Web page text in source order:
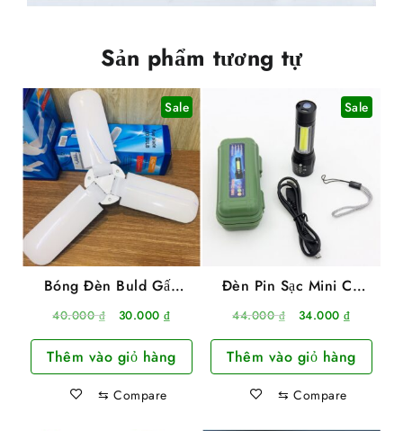
Sản phẩm tương tự
Sale
Bóng Đèn Buld Gấp
Gọn 3 Bóng Hình Cánh
Quạt 45W
40.000₫
Giá
gốc
là:
40.000 ₫.
30.000₫Giá
hiện
tại
là:
Thêm vào giỏ hàng
⇆ Compare
Sale
Đèn Pin Sạc Mini Có
Zoom Hộp Xanh
XPE+COB Light Siêu
Sáng
44.000₫
Giá
gốc
là:
44.000 ₫.
34.000₫Giá
hiện
tại
là:
Thêm vào giỏ hàng
⇆ Compare